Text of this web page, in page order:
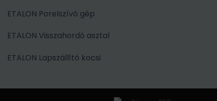
ETALON Porelszívó gép
ETALON Visszahordó asztal
ETALON Lapszállító kocsi